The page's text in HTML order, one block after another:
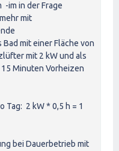
im in der Frage
mit
mit einer Fläche von
mit 2 kW und als
Minuten Vorheizen
Tag: 2 kW * 0,5 h = 1
bei Dauerbetrieb mit